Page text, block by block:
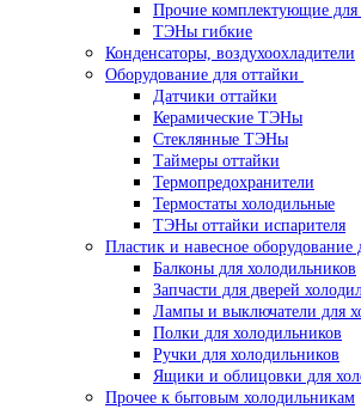
Прочие комплектующие для
ТЭНы гибкие
Конденсаторы, воздухоохладители
Оборудование для оттайки
Датчики оттайки
Керамические ТЭНы
Стеклянные ТЭНы
Таймеры оттайки
Термопредохранители
Термостаты холодильные
ТЭНы оттайки испарителя
Пластик и навесное оборудование
Балконы для холодильников
Запчасти для дверей
Лампы и выключатели для
Полки для холодильников
Ручки для холодильников
Ящики и облицовки для
Прочее к бытовым холодильникам